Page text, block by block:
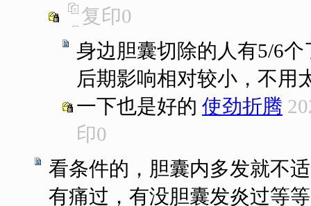
复印0
身边胆囊切除的人有5/6
后期影响相对较小，不用
一下也是好的 使劲折腾
印0
看条件的，胆囊内多发就不
有痛过，有没胆囊发炎过等